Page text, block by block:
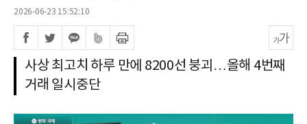
2026-06-23 15:52:10
사상 최고치 하루 만에 8200선 붕괴…올해 4번째
거래 일시중단